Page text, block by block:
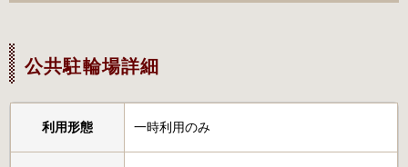
公共駐輪場詳細
利用形態 一時利用のみ